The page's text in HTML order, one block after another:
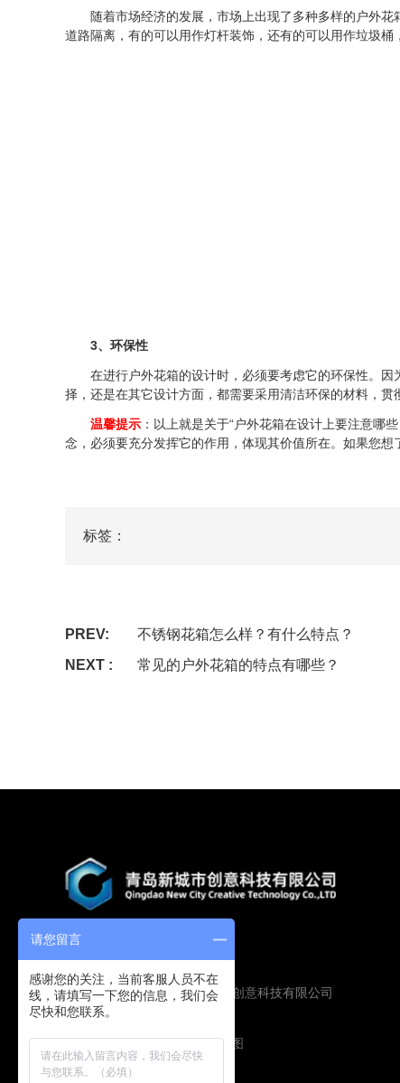
随着市场经济的发展，市场上出现了多种多样的户外花
道路隔离，有的可以用作灯杆装饰，还有的可以用作垃圾
3、环保性
在进行户外花箱的设计时，必须要考虑它的环保性。因
择，还是在其它设计方面，都需要采用清洁环保的材料，贯
温馨提示 ：以上就是关于“户外花箱在设计上要注意哪
念，必须要充分发挥它的作用，体现其价值所在。如果您
标签：
PREV:
不锈钢花箱怎么样？有什么特点？
NEXT :
常见的户外花箱的特点有哪些？
Copyright © 2019 青岛新城市创意科技有限公司
版权所有
鲁ICP备16009134号
技术支持：圭谷设计 网站地图
请您留言
感谢您的关注，当前客服人员不在
线，请填写一下您的信息，我们会
尽快和您联系。